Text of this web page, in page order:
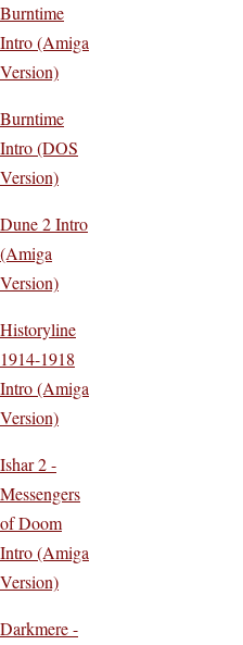
Burntime
Intro (Amiga
Version)
Burntime
Intro (DOS
Version)
Dune 2 Intro
(Amiga
Version)
Historyline
1914-1918
Intro (Amiga
Version)
Ishar 2 -
Messengers
of Doom
Intro (Amiga
Version)
Darkmere -